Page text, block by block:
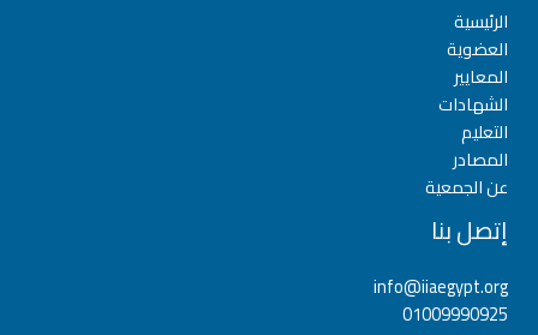
الرئيسية
العضوية
المعايير
الشهادات
التعليم
المصادر
عن الجمعية
إتصل بنا
info@iiaegypt.org
01009990925